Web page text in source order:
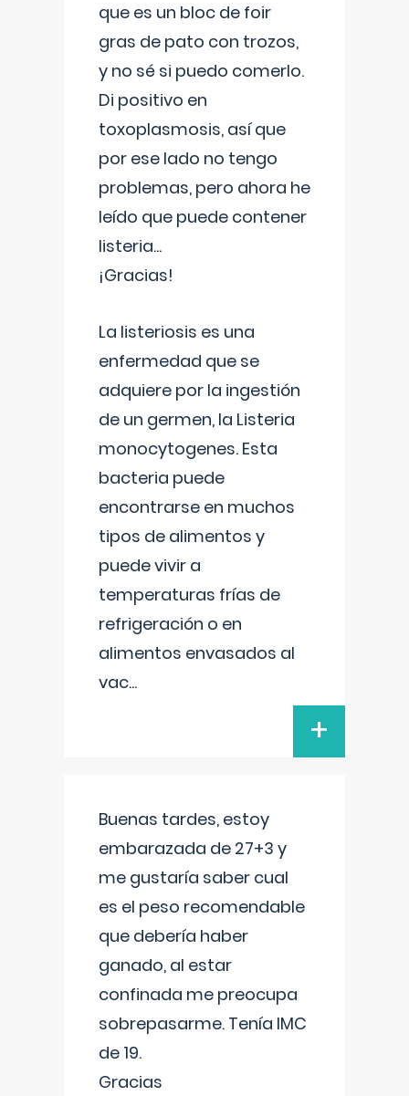
que es un bloc de foir
gras de pato con trozos,
y no sé si puedo comerlo.
Di positivo en
toxoplasmosis, así que
por ese lado no tengo
problemas, pero ahora he
leído que puede contener
listeria...
¡Gracias!
La listeriosis es una
enfermedad que se
adquiere por la ingestión
de un germen, la Listeria
monocytogenes. Esta
bacteria puede
encontrarse en muchos
tipos de alimentos y
puede vivir a
temperaturas frías de
refrigeración o en
alimentos envasados al
vac...
+
Buenas tardes, estoy
embarazada de 27+3 y
me gustaría saber cual
es el peso recomendable
que debería haber
ganado, al estar
confinada me preocupa
sobrepasarme. Tenía IMC
de 19.
Gracias